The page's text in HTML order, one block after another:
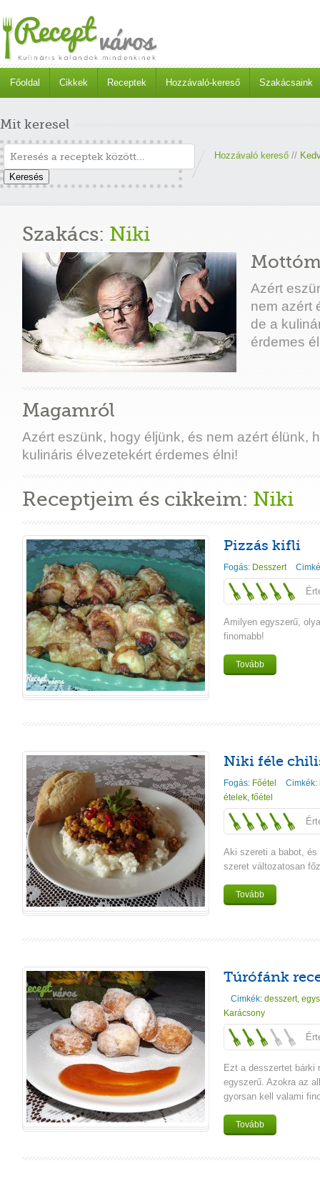
Főoldal Cikkek Receptek Hozzávaló-kereső Szakácsaink
Mit keresel
Keresés
Hozzávaló kereső //
Szakács: Niki
Azért
nem azért
de a
érdemes
Magamról
Azért eszünk, hogy éljünk, és nem azért élünk,
kulináris élvezetekért érdemes élni!
Receptjeim és cikkeim: Niki
Pizzás kifli
Fogás: Desszert
Amilyen egyszerű,
finomabb!
Tovább
Niki féle
Fogás: Főétel Cimkék:
ételek, főétel
Aki szereti a babot,
szeret változatosan
Tovább
Túrófánk
Cimkék: desszert,
Karácsony
Ezt a desszertet bárki
egyszerű. Azokra az
gyorsan kell valami
Tovább